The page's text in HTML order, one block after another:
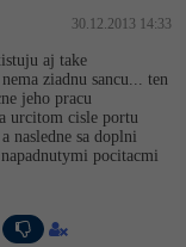
30.12.2013 14:33
aj take
ziadnu sancu... ten
jeho pracu
urcitom cisle portu
nasledne sa doplni
pocitacmi